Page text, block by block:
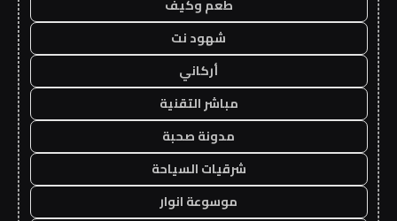
طعم وكيف
شهود نت
أركاني
مباشر التقنية
مدونة صحبة
شرقيات السياحة
موسوعة انوار